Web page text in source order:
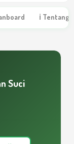
ℹ Tentang
Suci